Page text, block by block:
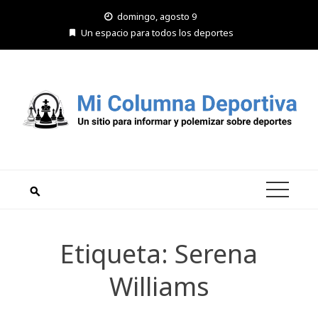
domingo, agosto 9
Un espacio para todos los deportes
Etiqueta: Serena
Williams